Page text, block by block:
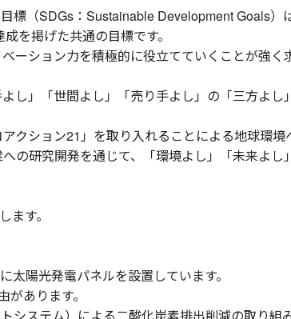
標（SDGs：Sustainable Development Goals）は
を掲げた共通の目標です。
ーション力を積極的に役立てていくことが強く
し」「世間よし」「売り手よし」の「三方よし
クション21」を取り入れることによる地球環境
の研究開発を通じて、「環境よし」「未来よし
す。
陽光発電パネルを設置しています。
あります。
ステム）による二酸化炭素排出削減の取り組